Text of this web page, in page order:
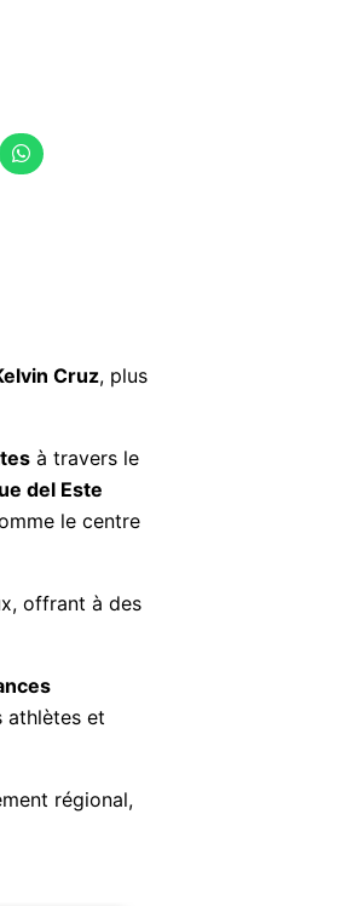
Cruz , plus
à travers le
del Este
le centre
offrant à des
athlètes et
régional,